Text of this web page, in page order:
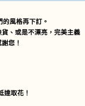
風格再下訂。
、或是不漂亮，完美主義
您！
達取花！